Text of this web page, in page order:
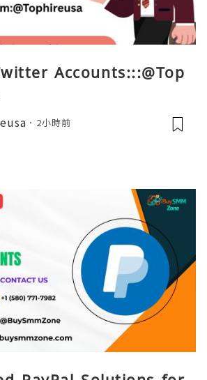
Accounts:::@Top
2小時前